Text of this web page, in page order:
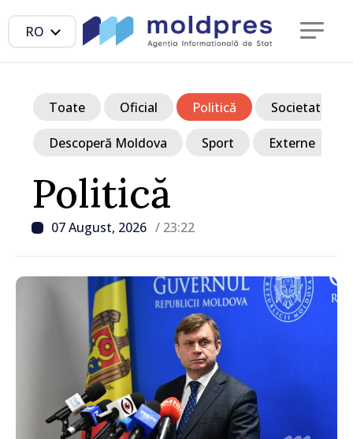
RO
Politică
07 August, 2026 / 23:22
Toate Oficial Politică Societate
Descoperă Moldova Sport Externe